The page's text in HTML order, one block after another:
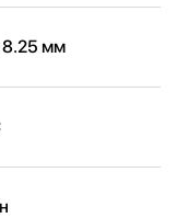
8.25 мм